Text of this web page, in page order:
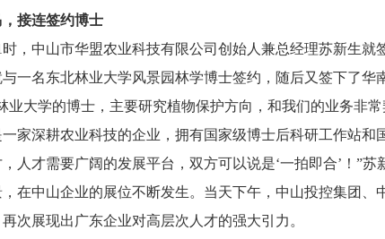
接连签约博士
时，中山市华盟农业科技有限公司创始人兼总经理苏新生
一名东北林业大学风景园林学博士签约，随后又签下了华
业大学的博士，主要研究植物保护方向，和我们的业务非
家深耕农业科技的企业，拥有国家级博士后科研工作站
人才需要广阔的发展平台，双方可以说是‘一拍即合’！”苏
在中山企业的展位不断发生。当天下午，中山投控集团
次展现出广东企业对高层次人才的强大引力。